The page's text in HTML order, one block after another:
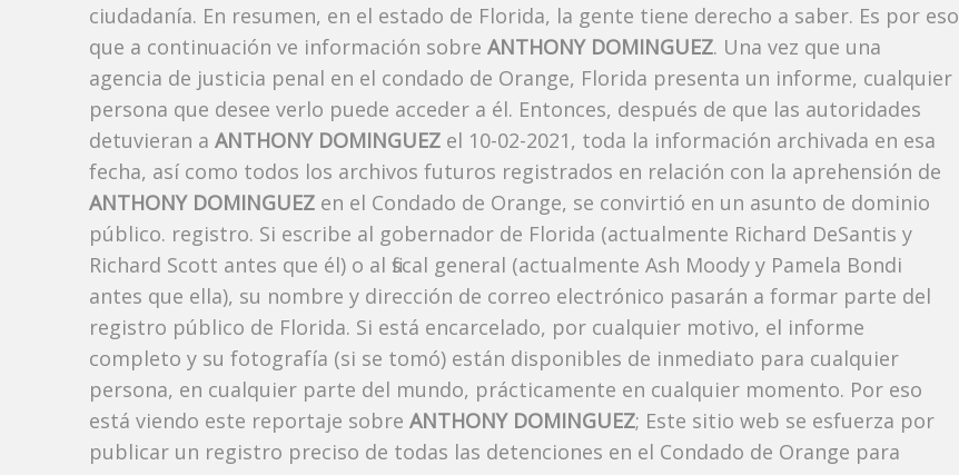
ciudadanía. En resumen, en el estado de Florida, la gente tiene derecho a saber. Es por eso
que a continuación ve información sobre ANTHONY DOMINGUEZ. Una vez que una
agencia de justicia penal en el condado de Orange, Florida presenta un informe, cualquier
persona que desee verlo puede acceder a él. Entonces, después de que las autoridades
detuvieran a ANTHONY DOMINGUEZ el 10-02-2021, toda la información archivada en esa
fecha, así como todos los archivos futuros registrados en relación con la aprehensión de
ANTHONY DOMINGUEZ en el Condado de Orange, se convirtió en un asunto de dominio
público. registro. Si escribe al gobernador de Florida (actualmente Richard DeSantis y
Richard Scott antes que él) o al fiscal general (actualmente Ash Moody y Pamela Bondi
antes que ella), su nombre y dirección de correo electrónico pasarán a formar parte del
registro público de Florida. Si está encarcelado, por cualquier motivo, el informe
completo y su fotografía (si se tomó) están disponibles de inmediato para cualquier
persona, en cualquier parte del mundo, prácticamente en cualquier momento. Por eso
está viendo este reportaje sobre ANTHONY DOMINGUEZ; Este sitio web se esfuerza por
publicar un registro preciso de todas las detenciones en el Condado de Orange para